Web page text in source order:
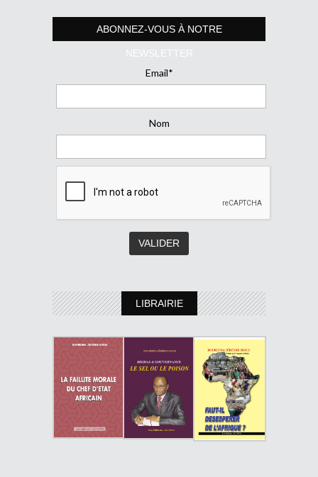
ABONNEZ-VOUS À NOTRE
NEWSLETTER
Email*
Nom
LIBRAIRIE